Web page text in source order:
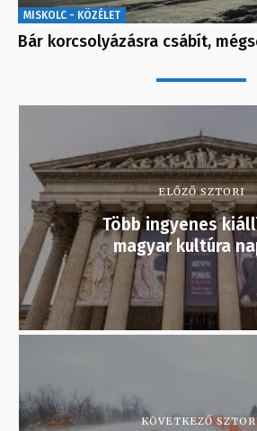
MISKOLC - KÖZÉLET
Bár korcsolyázásra csábít,
ELŐZŐ SZTORI
Több ingyenes
magyar kultúra
KÖVETKEZŐ